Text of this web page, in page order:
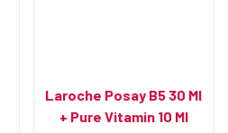
Laroche Posay B5 30 Ml
+ Pure Vitamin 10 Ml